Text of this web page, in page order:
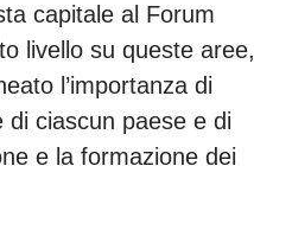
capitale al Forum
livello su queste aree,
l’importanza di
ciascun paese e di
e la formazione dei